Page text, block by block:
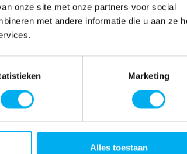
onze site met onze partners voor social
met andere informatie die u aan ze
Marketing
Alles toestaan